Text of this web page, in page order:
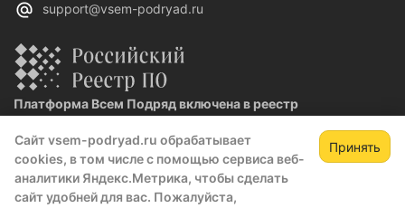
Сайт vsem-podryad.ru обрабатывает
cookies, в том числе с помощью сервиса веб-
аналитики Яндекс.Метрика, чтобы сделать
сайт удобней для вас. Пожалуйста,
Принять
support@vsem-podryad.ru
Платформа Всем Подряд включена в реестр
Реестровая запись №32021 от 06.02.2026